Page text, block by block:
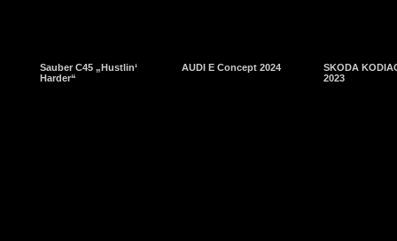
Sauber C45 „Hustlin‘
Harder“
AUDI E Concept 2024
SKODA
2023